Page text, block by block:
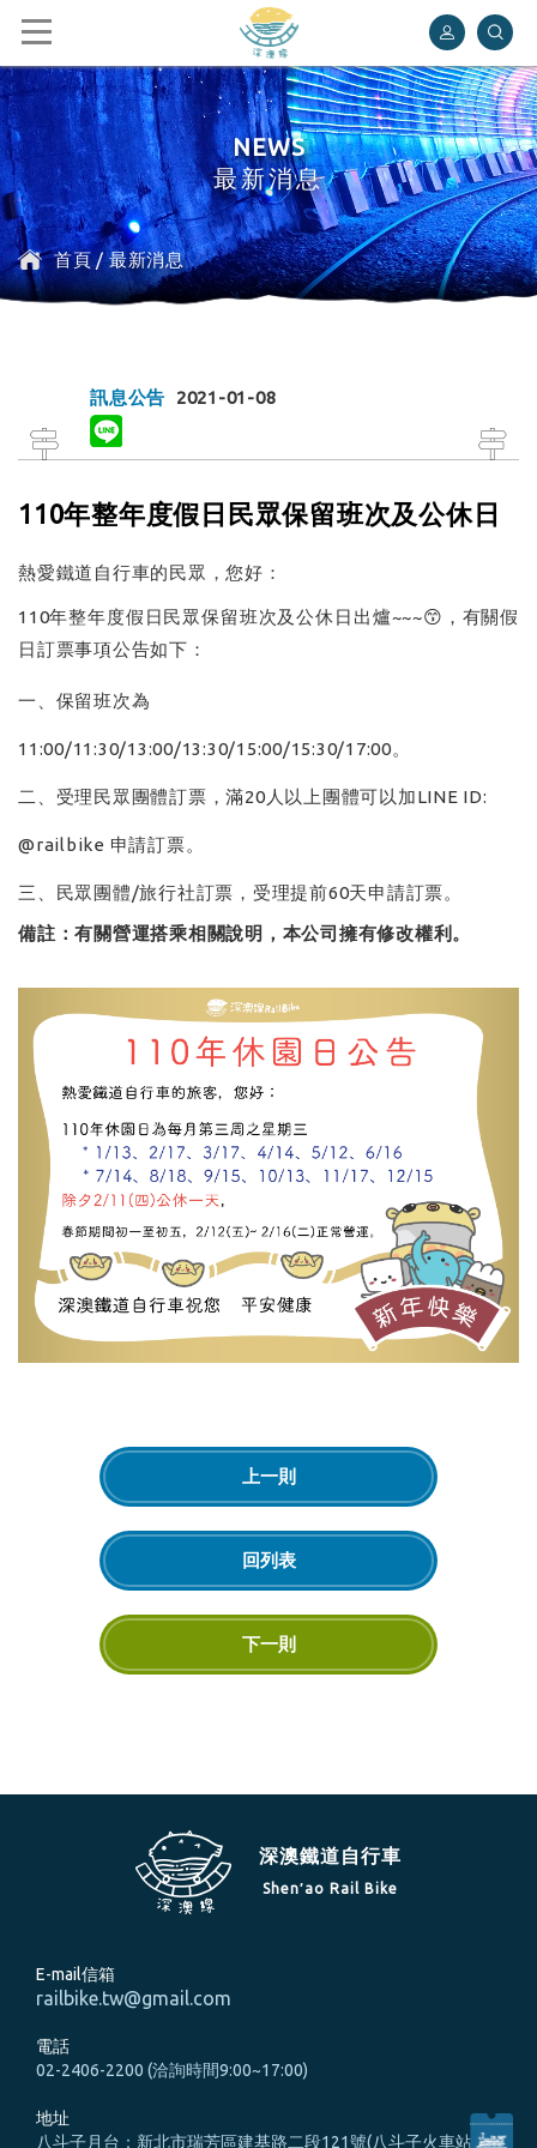
深澳鐵道自行車
NEWS
最新消息
首頁/最新消息
訊息公告 2021-01-08
110年整年度假日民眾保留班次及公休日
熱愛鐵道自行車的民眾，您好：
110年整年度假日民眾保留班次及公休日出爐~~~😙，有關假
日訂票事項公告如下：
一、保留班次為
11:00/11:30/13:00/13:30/15:00/15:30/17:00。
二、受理民眾團體訂票，滿20人以上團體可以加LINE ID:
@railbike 申請訂票。
三、民眾團體/旅行社訂票，受理提前60天申請訂票。
備註：有關營運搭乘相關說明，本公司擁有修改權利。
上一則
回列表
下一則
深澳鐵道自行車
Shen′ao Rail Bike
E-mail信箱
railbike.tw@gmail.com
電話
02-2406-2200 (洽詢時間9:00~17:00)
地址
八斗子月台：新北市瑞芳區建基路二段121號(八斗子火車站旁)